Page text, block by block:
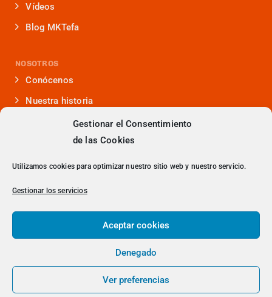
Gestionar el Consentimiento
de las Cookies
Utilizamos cookies para optimizar nuestro sitio web y nuestro servicio.
Gestionar los servicios
Aceptar cookies
Denegado
Ver preferencias
Vídeos
Blog MKTefa
NOSOTROS
Conócenos
Nuestra historia
Iniciativas que lideramos
Noticias y eventos
Presencia en medios
> Política de Privacidad
© 2023 Copyright - DITRENDIA